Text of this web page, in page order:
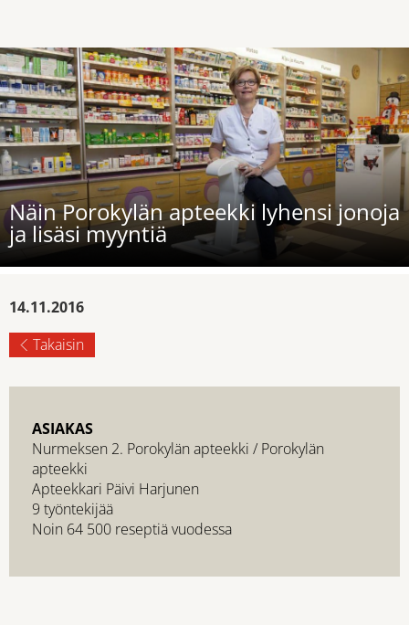
Näin Porokylän apteekki lyhensi jonoja
ja lisäsi myyntiä
14.11.2016
Takaisin
ASIAKAS
Nurmeksen 2. Porokylän apteekki / Porokylän
apteekki
Apteekkari Päivi Harjunen
9 työntekijää
Noin 64 500 reseptiä vuodessa